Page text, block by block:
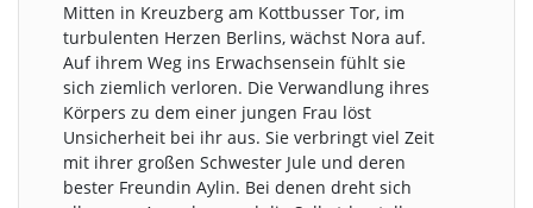
Mitten in Kreuzberg am Kottbusser Tor, im
turbulenten Herzen Berlins, wächst Nora auf.
Auf ihrem Weg ins Erwachsensein fühlt sie
sich ziemlich verloren. Die Verwandlung ihres
Körpers zu dem einer jungen Frau löst
Unsicherheit bei ihr aus. Sie verbringt viel Zeit
mit ihrer großen Schwester Jule und deren
bester Freundin Aylin. Bei denen dreht sich